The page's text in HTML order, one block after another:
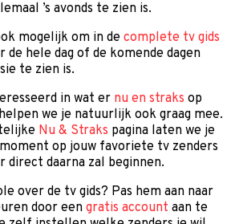
’s avonds te zien is.
mogelijk om in de complete tv gids
de hele dag of de komende dagen
te zien is.
in wat er nu en straks op
we je natuurlijk ook graag mee.
Nu & Straks pagina laten we je
op jouw favoriete tv zenders
direct daarna zal beginnen.
over de tv gids? Pas hem aan naar
door een gratis account aan te